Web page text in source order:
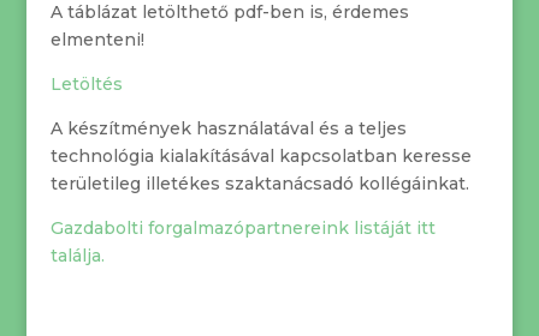
A táblázat letölthető pdf-ben is, érdemes
elmenteni!
Letöltés
A készítmények használatával és a teljes
technológia kialakításával kapcsolatban keresse
területileg illetékes szaktanácsadó kollégáinkat.
Gazdabolti forgalmazópartnereink listáját itt
találja.